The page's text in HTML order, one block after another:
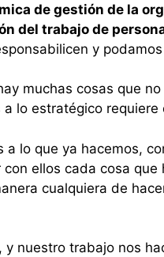
de gestión de la
del trabajo de
y
muchas cosas que
lo estratégico
lo que ya hacemos,
ellos cada cosa
cualquiera de
nuestro trabajo nos